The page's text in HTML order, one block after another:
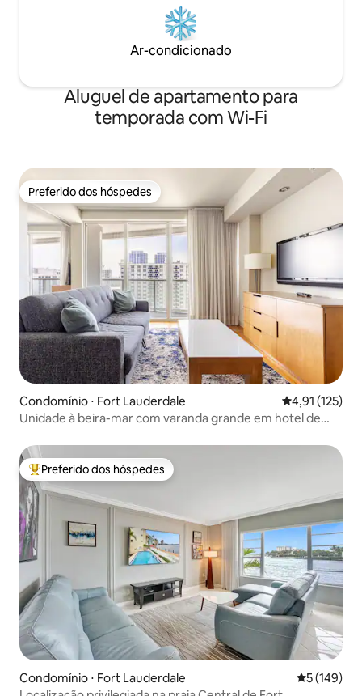
Ar-condicionado
Aluguel de apartamento para
temporada com Wi-Fi
Preferido dos hóspedes
Preferido dos hóspedes
Condomínio ⋅ Fort Lauderdale 4,91 de uma
4,91 (125)
Unidade à beira-mar com varanda grande em hotel de
Entre os melhores preferidos dos hóspedes
Preferido dos hóspedes
Condomínio ⋅ Fort Lauderdale 5 de uma
5 (149)